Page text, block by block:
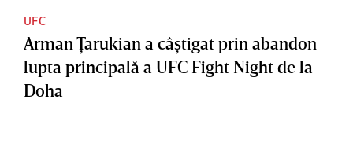
UFC
Arman Ţarukian a câştigat prin abandon
lupta principală a UFC Fight Night de la
Doha